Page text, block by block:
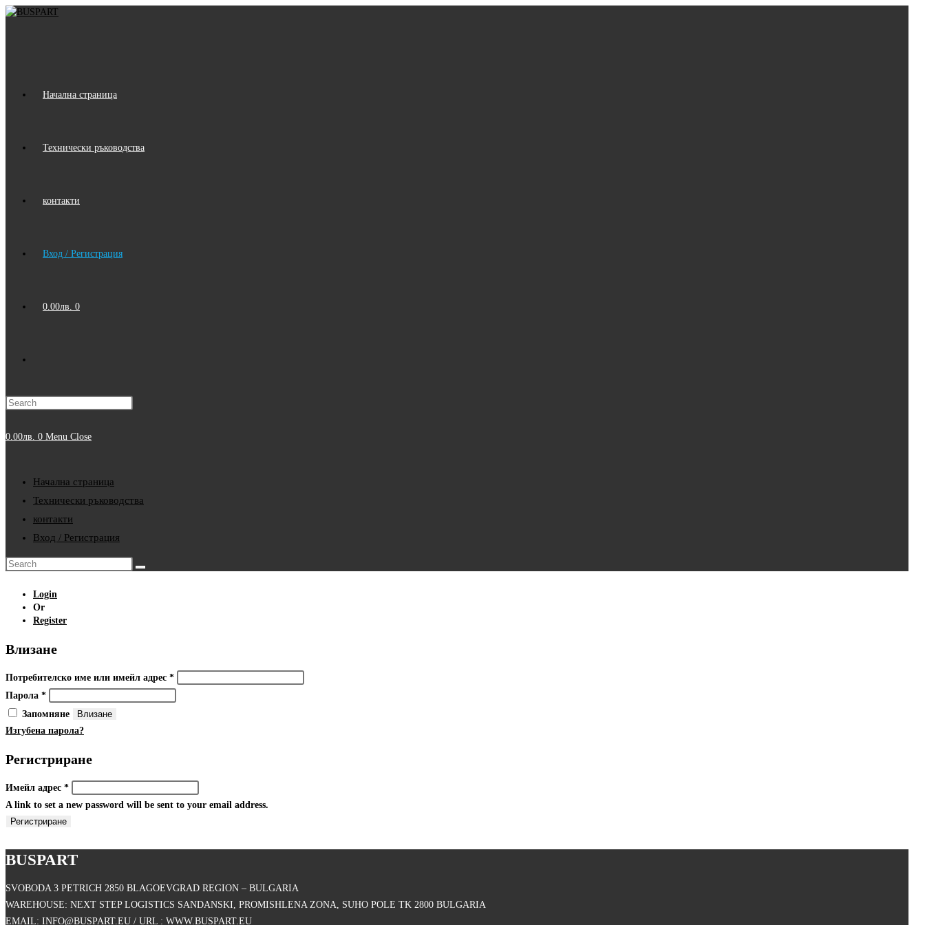
Skip
Начална страница
Технически ръководства
контакти
Вход / Регистрация
0.00лв. 0
website
0.00лв. 0 Menu Close
Начална страница
Технически ръководства
контакти
Вход / Регистрация
Login
Or
Register
Влизане
Потребителско име или имейл адрес *Задължително
Парола *Задължително
Запомняне
Влизане
Изгубена парола?
Регистриране
Имейл адрес *Задължително
A link to set a new password will be sent to your email address.
Регистриране
BUSPART
SVOBODA 3 PETRICH 2850 BLAGOEVGRAD REGION – BULGARIA
WAREHOUSE: NEXT STEP LOGISTICS SANDANSKI, PROMISHLENA ZONA, SUHO POLE ΤΚ 2800 BULGARIA
EMAIL: INFO@BUSPART.EU / URL : WWW.BUSPART.EU